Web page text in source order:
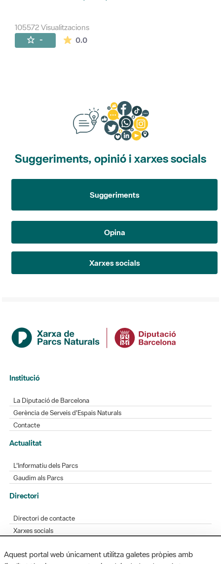
105572 Visualitzacions
- 0.0La mitjana de les valoracions és de 0
Suggeriments, opinió i xarxes socials
Suggeriments
Opina
Xarxes socials
Institució
La Diputació de Barcelona
Gerència de Serveis d'Espais Naturals
Contacte
Actualitat
L'Informatiu dels Parcs
Gaudim als Parcs
Directori
Directori de contacte
Xarxes socials
Bústia de suggeriments
Aquest portal web únicament utilitza galetes pròpies amb